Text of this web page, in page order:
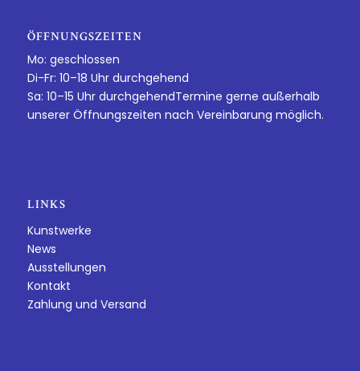
ÖFFNUNGSZEITEN
Mo: geschlossen
Di-Fr: 10–18 Uhr durchgehend
Sa: 10–15 Uhr durchgehendTermine gerne außerhalb
unserer Öffnungszeiten nach Vereinbarung möglich.
LINKS
Kunstwerke
News
Ausstellungen
Kontakt
Zahlung und Versand